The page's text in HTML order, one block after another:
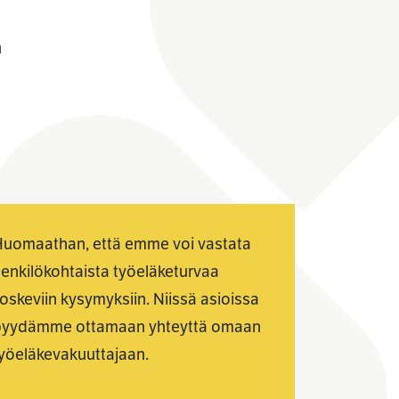
että emme voi vastata
työeläketurvaa
kysymyksiin. Niissä asioissa
ottamaan yhteyttä omaan